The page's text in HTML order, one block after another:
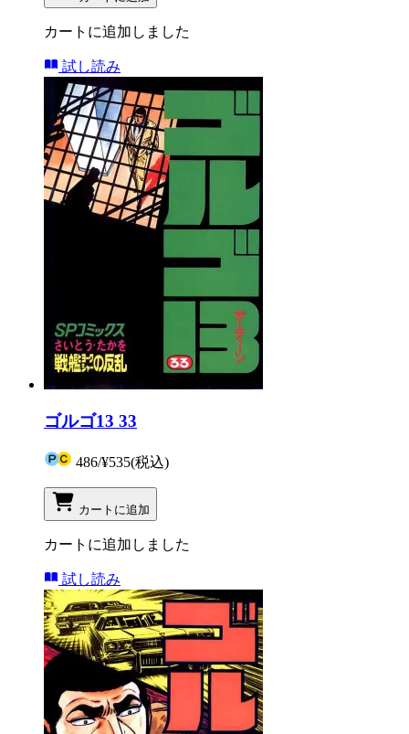
カートに追加しました
試し読み
ゴルゴ13 33
486/¥535(税込)
カートに追加
カートに追加しました
試し読み